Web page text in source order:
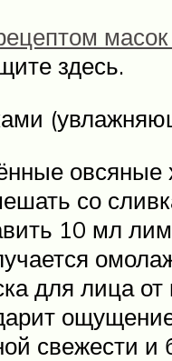
здесь.
овсяные
со
10 мл
для лица
свежести и